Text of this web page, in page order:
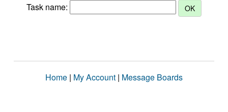
Task name:
Home | My Account | Message Boards